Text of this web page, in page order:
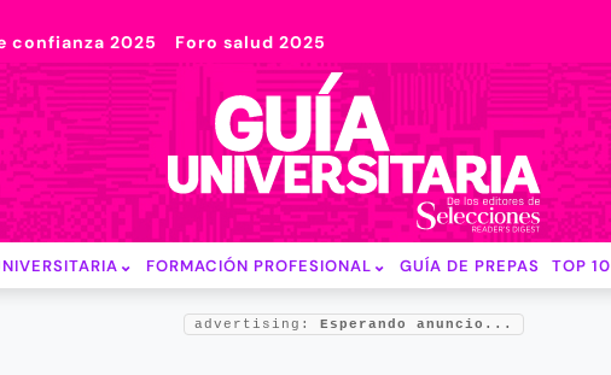
confianza 2025 Foro salud 2025
FORMACIÓN PROFESIONAL GUÍA DE PREPAS TOP 10
advertising: Esperando anuncio...